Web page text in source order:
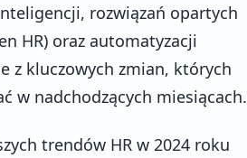
rozwiązań opartych
HR) oraz automatyzacji
z kluczowych zmian, których
w nadchodzących miesiącach.
trendów HR w 2024 roku